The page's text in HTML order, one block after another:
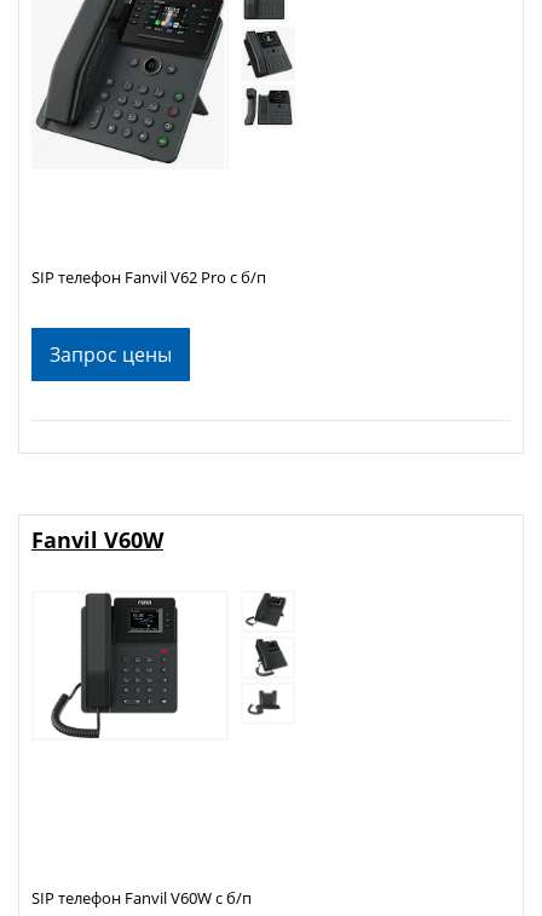
Запрос цены
SIP телефон Fanvil V62 Pro с б/п
Fanvil V60W
SIP телефон Fanvil V60W с б/п